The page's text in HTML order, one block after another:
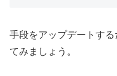
手段をアップデートす
てみましょう。